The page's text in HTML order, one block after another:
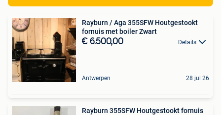
Rayburn / Aga 355SFW Houtgestookt
fornuis met boiler Zwart
€ 6.500,00 Details
Antwerpen 28 jul 26
Rayburn 355SFW Houtgestookt fornuis